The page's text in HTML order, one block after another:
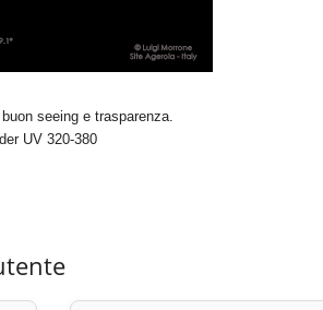
seeing e trasparenza.
UV 320-380